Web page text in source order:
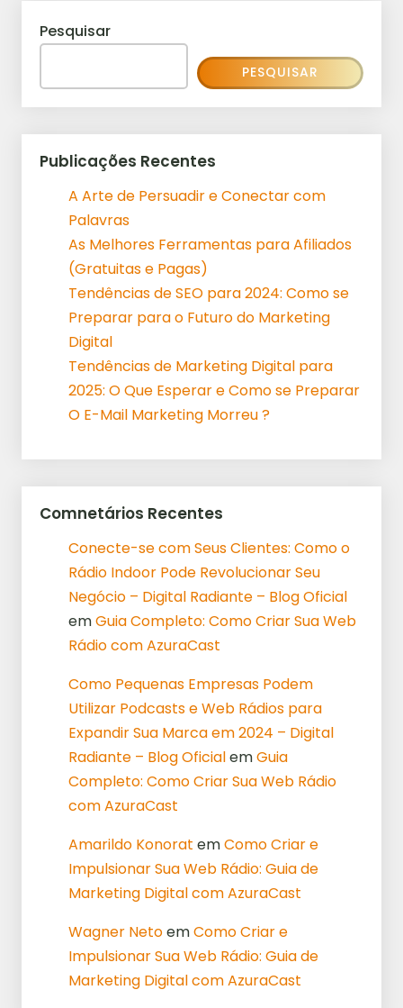
Pesquisar
PESQUISAR
Publicações Recentes
A Arte de Persuadir e Conectar com
Palavras
As Melhores Ferramentas para Afiliados
(Gratuitas e Pagas)
Tendências de SEO para 2024: Como se
Preparar para o Futuro do Marketing
Digital
Tendências de Marketing Digital para
2025: O Que Esperar e Como se Preparar
O E-Mail Marketing Morreu ?
Comnetários Recentes
Conecte-se com Seus Clientes: Como o
Rádio Indoor Pode Revolucionar Seu
Negócio – Digital Radiante – Blog Oficial
emGuia Completo: Como Criar Sua Web
Rádio com AzuraCast
Como Pequenas Empresas Podem
Utilizar Podcasts e Web Rádios para
Expandir Sua Marca em 2024 – Digital
Radiante – Blog OficialemGuia
Completo: Como Criar Sua Web Rádio
com AzuraCast
Amarildo Konorat emComo Criar e
Impulsionar Sua Web Rádio: Guia de
Marketing Digital com AzuraCast
Wagner NetoemComo Criar e
Impulsionar Sua Web Rádio: Guia de
Marketing Digital com AzuraCast